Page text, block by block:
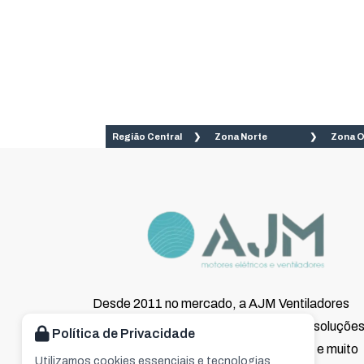
Região Central
Bom Retiro
Brás
Centro
Consolação
Zona Norte
Casa Verde
Imirim
Jardim São
Lauzane
Zona
Desde 2011 no mercado, a AJM Ventiladores
oferece as melhores e mais completas soluções
quando o assunto são motores, rotores e muito
Política de Privacidade
Utilizamos cookies essenciais e tecnologias